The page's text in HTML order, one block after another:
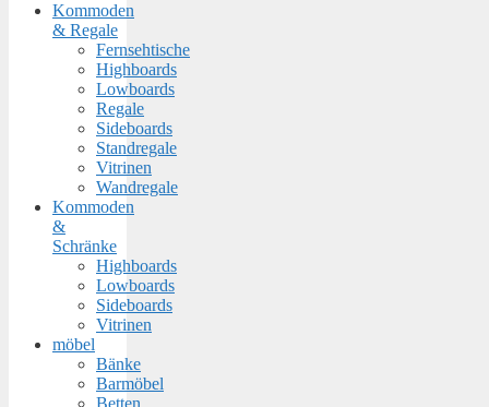
Kommoden
& Regale
Fernsehtische
Highboards
Lowboards
Regale
Sideboards
Standregale
Vitrinen
Wandregale
Kommoden
&
Schränke
Highboards
Lowboards
Sideboards
Vitrinen
möbel
Bänke
Barmöbel
Betten